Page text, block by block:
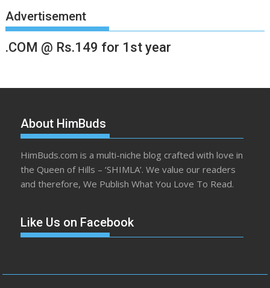
Advertisement
.COM @ Rs.149 for 1st year
About HimBuds
HimBuds.com is a multi-niche blog crafted with love in
the Queen of Hills – ‘SHIMLA’. We value our readers
and therefore, We Publish What You Love To Read.
Like Us on Facebook